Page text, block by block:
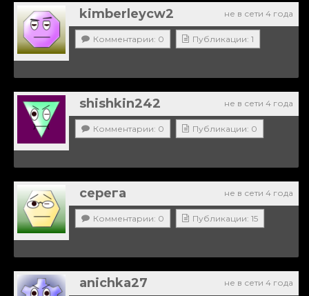
не в сети 4 года
kimberleycw2
Комментарии: 0 Публикации: 1
не в сети 4 года
shishkin242
Комментарии: 0 Публикации: 0
не в сети 4 года
серега
Комментарии: 0 Публикации: 15
не в сети 4 года
anichka27